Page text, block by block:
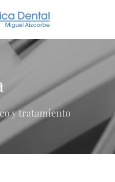
y tratamiento